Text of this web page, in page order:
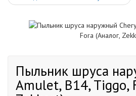
Пыльник шруса
Amulet, B14, Tiggo,